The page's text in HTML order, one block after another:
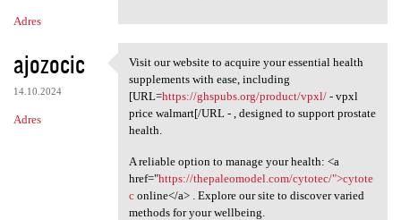
Adres
ajozocic
14.10.2024
Adres
Visit our website to acquire
Visit our website to acquire your essential health
supplements with ease, including
[URL=https://ghspubs.org/product/vpxl/- vpxl
price walmart[/URL - , designed to support prostate
health.
A reliable option to manage your health: <a
href="https://thepaleomodel.com/cytotec/">cytote
conline</a> . Explore our site to discover varied
methods for your wellbeing.